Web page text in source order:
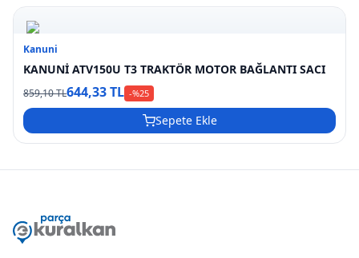
Kanuni
KANUNİ ATV150U T3 TRAKTÖR MOTOR BAĞLANTI SACI
859,10 TL644,33 TL -%25
Sepete Ekle